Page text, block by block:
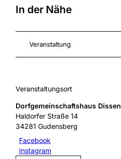
In der Nähe
Veranstaltung
Veranstaltungsort
Dorfgemeinschaftshaus Dissen
Haldorfer Straße 14
34281 Gudensberg
Facebook
Instagram